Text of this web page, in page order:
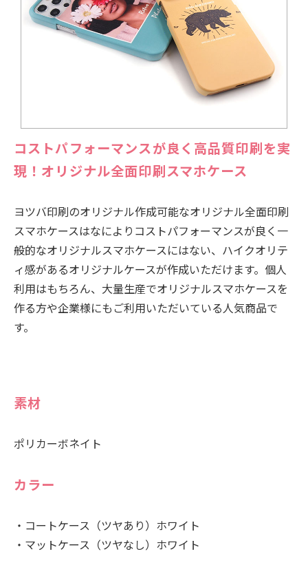
コストパフォーマンスが良く高品質印刷を実
現！オリジナル全面印刷スマホケース
ヨツバ印刷のオリジナル作成可能なオリジナル全面印刷
スマホケースはなによりコストパフォーマンスが良く一
般的なオリジナルスマホケースにはない、ハイクオリテ
ィ感があるオリジナルケースが作成いただけます。個人
利用はもちろん、大量生産でオリジナルスマホケースを
作る方や企業様にもご利用いただいている人気商品で
す。
素材
ポリカーボネイト
カラー
・コートケース（ツヤあり）ホワイト
・マットケース（ツヤなし）ホワイト